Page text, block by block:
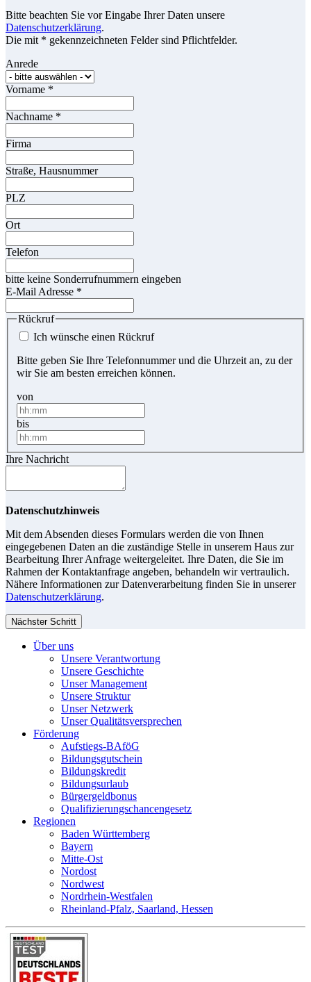
Bitte beachten Sie vor Eingabe Ihrer Daten unsere
Datenschutzerklärung.
Die mit * gekennzeichneten Felder sind Pflichtfelder.
Anrede
Vorname *
Nachname *
Firma
Straße, Hausnummer
PLZ
Ort
Telefon
bitte keine Sonderrufnummern eingeben
E-Mail Adresse *
Rückruf
Ich wünsche einen Rückruf
Bitte geben Sie Ihre Telefonnummer und die Uhrzeit an, zu der
wir Sie am besten erreichen können.
von
bis
Ihre Nachricht
Datenschutzhinweis
Mit dem Absenden dieses Formulars werden die von Ihnen
eingegebenen Daten an die zuständige Stelle in unserem Haus zur
Bearbeitung Ihrer Anfrage weitergeleitet. Ihre Daten, die Sie im
Rahmen der Kontaktanfrage angeben, behandeln wir vertraulich.
Nähere Informationen zur Datenverarbeitung finden Sie in unserer
Datenschutzerklärung.
Nächster Schritt
Über uns
Unsere Verantwortung
Unsere Geschichte
Unser Management
Unsere Struktur
Unser Netzwerk
Unser Qualitätsversprechen
Förderung
Aufstiegs-BAföG
Bildungsgutschein
Bildungskredit
Bildungsurlaub
Bürgergeldbonus
Qualifizierungschancengesetz
Regionen
Baden Württemberg
Bayern
Mitte-Ost
Nordost
Nordwest
Nordrhein-Westfalen
Rheinland-Pfalz, Saarland, Hessen